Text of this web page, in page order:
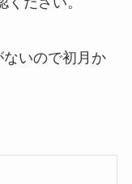
いので初月か